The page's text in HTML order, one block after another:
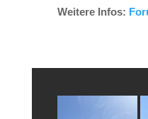
Weitere Infos: